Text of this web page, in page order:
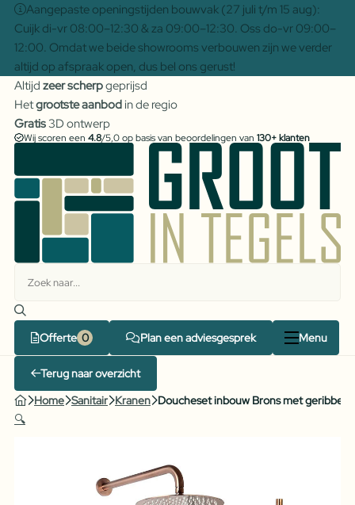
Aangepaste openingstijden bouwvak (27 juli t/m 15 aug):
Cuijk di-vr 08:00–12:30 & za 09:00–12:30. Oss do-vr 09:00–
12:00. Omdat we beide showrooms verbouwen zijn we verder
altijd op afspraak open, dus bel ons gerust!
Altijd zeer scherpgeprijsd
Hetgrootste aanbodin de regio
Gratis3D ontwerp
Wij scoren een 4.8/5,0 op basis van beoordelingen van 130+ klanten
Offerte Plan een adviesgesprek Menu
Terug naar overzicht
Home Sanitair Kranen Doucheset inbouw Brons met
🔍